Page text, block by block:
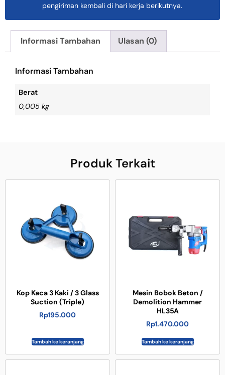
pengiriman kembali di hari kerja berikutnya.
Informasi Tambahan Ulasan (0)
Informasi Tambahan
Berat
0,005 kg
Produk Terkait
Kop Kaca 3 Kaki / 3 Glass
Suction (Triple)
Rp195.000
Tambah ke keranjang
Mesin Bobok Beton /
Demolition Hammer
HL35A
Rp1.470.000
Tambah ke keranjang